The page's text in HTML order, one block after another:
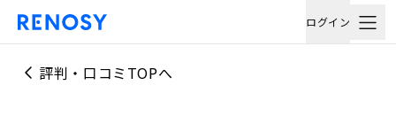
ログイン
評判・口コミTOPへ